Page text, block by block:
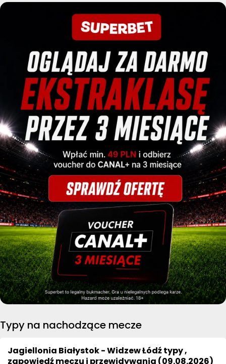
Typy na nachodzące mecze
Jagiellonia Białystok - Widzew Łódź typy ,
zapowiedź meczu i przewidywania (09.08.2026)